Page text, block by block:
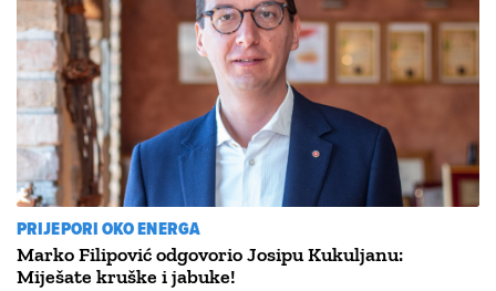
PRIJEPORI OKO ENERGA
Marko Filipović odgovorio Josipu Kukuljanu:
Miješate kruške i jabuke!